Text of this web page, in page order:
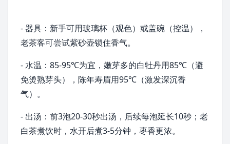
- 器具：新手可用玻璃杯（观色）或盖碗 （控温），
老茶客可尝试紫砂壶锁住香气。
- 水温：85-95℃为宜，嫩芽多的白牡丹用85℃（避
免烫熟芽头），陈年寿眉用95℃（激发深沉香
气）。
- 出汤：前3泡20-30秒出汤，后续每泡延长10秒；老
白茶煮饮时，水开后煮3-5分钟，枣香更浓。